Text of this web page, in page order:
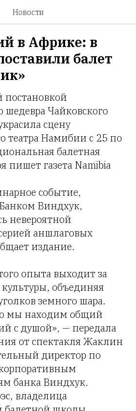
Новости
в Африке: в
балет
шедевра Чайковского
сцену
театра Намибии с 25 по
балетная
пишет газета Namibia
событие,
Виндхук,
невероятной
аншлаговых
издание.
опыта выходит за
объединяя
земного шара.
мы находим общий
с душой», — передала
от спектакля Жаклин
директор по
банка Виндхук.
владелица